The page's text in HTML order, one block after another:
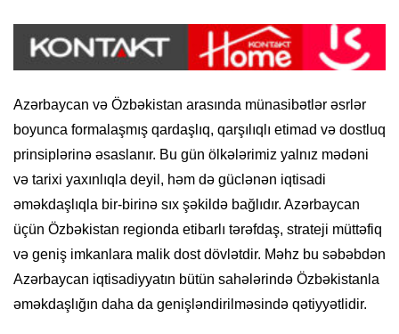
Azərbaycan və Özbəkistan arasında münasibətlər əsrlər
boyunca formalaşmış qardaşlıq, qarşılıqlı etimad və dostluq
prinsiplərinə əsaslanır. Bu gün ölkələrimiz yalnız mədəni
və tarixi yaxınlıqla deyil, həm də güclənən iqtisadi
əməkdaşlıqla bir-birinə sıx şəkildə bağlıdır. Azərbaycan
üçün Özbəkistan regionda etibarlı tərəfdaş, strateji müttəfiq
və geniş imkanlara malik dost dövlətdir. Məhz bu səbəbdən
Azərbaycan iqtisadiyyatın bütün sahələrində Özbəkistanla
əməkdaşlığın daha da genişləndirilməsində qətiyyətlidir.